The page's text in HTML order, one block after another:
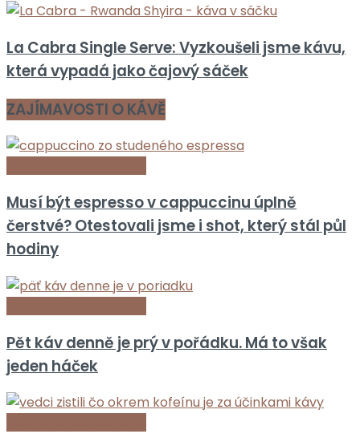
La Cabra Single Serve: Vyzkoušeli jsme kávu,
která vypadá jako čajový sáček
ZAJÍMAVOSTI O KÁVĚ
Musí být espresso v cappuccinu úplně
čerstvé? Otestovali jsme i shot, který stál půl
hodiny
Pět káv denně je prý v pořádku. Má to však
jeden háček